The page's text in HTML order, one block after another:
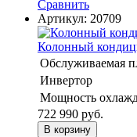
Сравнить
Артикул: 20709
Колонный
Обслуживаемая
Инвертор
Мощность
722 990 руб.
В корзину